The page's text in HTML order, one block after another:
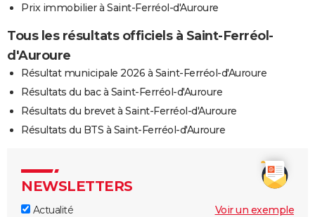
Prix immobilier à Saint-Ferréol-d'Auroure
Tous les résultats officiels à Saint-Ferréol-
d'Auroure
Résultat municipale 2026 à Saint-Ferréol-d'Auroure
Résultats du bac à Saint-Ferréol-d'Auroure
Résultats du brevet à Saint-Ferréol-d'Auroure
Résultats du BTS à Saint-Ferréol-d'Auroure
NEWSLETTERS
Actualité
Voir un exemple